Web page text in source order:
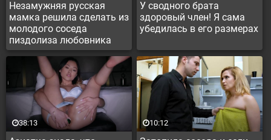
Незамужняя русская
мамка решила сделать из
молодого соседа
пиздолиза любовника
У сводного брата
здоровый член! Я сама
убедилась в его размерах
38:13 10:12